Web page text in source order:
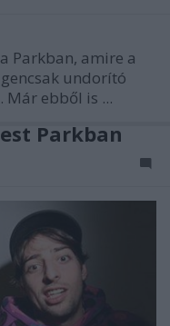
Parkban, amire a
undorító
Már ebből is ...
Parkban